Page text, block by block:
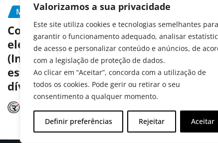
Valorizamos a sua privacidade
Este site utiliza cookies e tecnologias semelhantes para
garantir o funcionamento adequado, analisar
de acesso e personalizar conteúdo e anúncios, de
com a legislação de proteção de dados.
Ao clicar em “Aceitar”, concorda com a utilização de
todos os cookies. Pode gerir ou retirar o seu
consentimento a qualquer momento.
Definir preferências Rejeitar Aceitar
MOBILIDADE PORTAGEM
Como pagar portagens
eletrónicas em Portugal
(Inclui matrículas
estrangeiras e consulta de
dívidas)
aos